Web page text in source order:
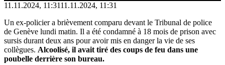
11.11.2024, 11:3111.11.2024, 11:31
Un ex-policier a brièvement comparu devant le Tribunal de police
de Genève lundi matin. Il a été condamné à 18 mois de prison avec
sursis durant deux ans pour avoir mis en danger la vie de ses
collègues. Alcoolisé, il avait tiré des coups de feu dans une
poubelle derrière son bureau.